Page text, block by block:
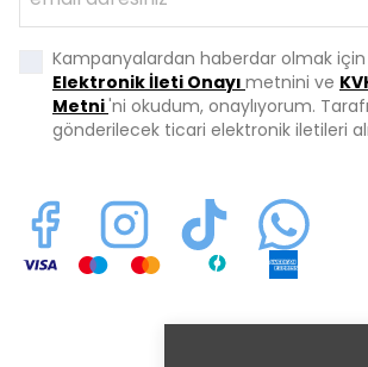
Kampanyalardan haberdar olmak için
Elektronik İleti Onayı metnini ve
Metni'ni okudum, onaylıyorum.
gönderilecek ticari elektronik iletileri